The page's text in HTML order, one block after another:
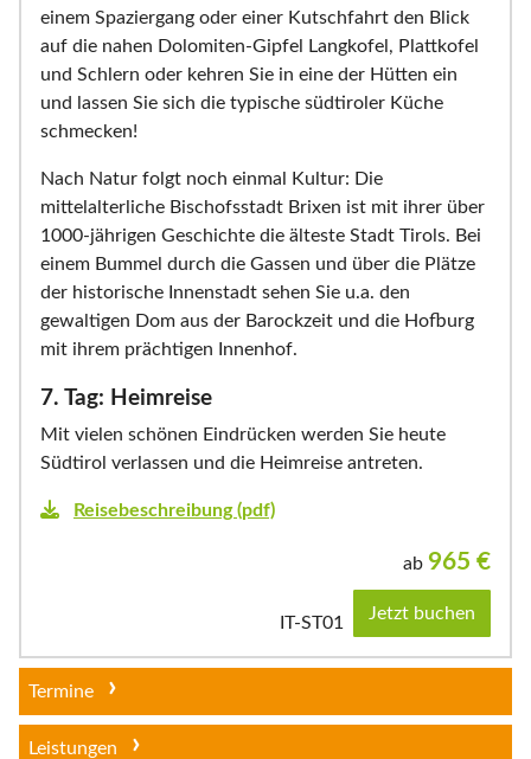
einem Spaziergang oder einer Kutschfahrt den Blick
auf die nahen Dolomiten-Gipfel Langkofel, Plattkofel
und Schlern oder kehren Sie in eine der Hütten ein
und lassen Sie sich die typische südtiroler Küche
schmecken!
Nach Natur folgt noch einmal Kultur: Die
mittelalterliche Bischofsstadt Brixen ist mit ihrer über
1000-jährigen Geschichte die älteste Stadt Tirols. Bei
einem Bummel durch die Gassen und über die Plätze
der historische Innenstadt sehen Sie u.a. den
gewaltigen Dom aus der Barockzeit und die Hofburg
mit ihrem prächtigen Innenhof.
7. Tag: Heimreise
Mit vielen schönen Eindrücken werden Sie heute
Südtirol verlassen und die Heimreise antreten.
Reisebeschreibung (pdf)
ab 965 €
IT-ST01 Jetzt buchen
Termine
Leistungen